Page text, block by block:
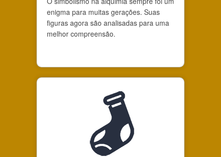
enigma para muitas gerações. Suas
figuras agora são analisadas para uma
melhor compreensão.